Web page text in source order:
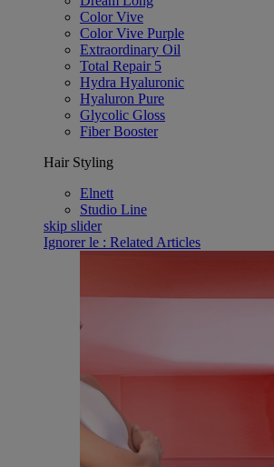
Color Vive
Color Vive Purple
Extraordinary Oil
Total Repair 5
Hydra Hyaluronic
Hyaluron Pure
Glycolic Gloss
Fiber Booster
Hair Styling
Elnett
Studio Line
skip slider
Ignorer le : Related Articles